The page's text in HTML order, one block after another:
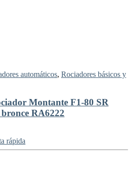
automáticos, Rociadores básicos y
Montante F1-80 SR
RA6222
rápida